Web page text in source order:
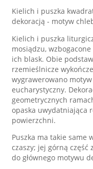
Kielich i puszka
dekoracją - motyw
Kielich i puszka
mosiądzu,
ich blask. Obie
rzemieślnicze
wygrawerowano
eucharystyczny.
geometrycznych
opaska uwydatniająca
powierzchni.
Puszka ma takie same
czaszy; jej górną część
do głównego motywu